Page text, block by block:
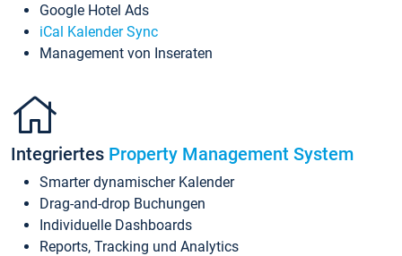
Google Hotel Ads
iCal Kalender Sync
Management von Inseraten
Integriertes Property Management System
Smarter dynamischer Kalender
Drag-and-drop Buchungen
Individuelle Dashboards
Reports, Tracking und Analytics